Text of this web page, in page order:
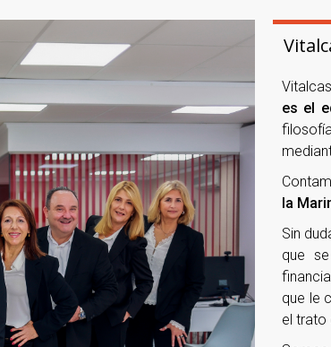
es el
la
Sin
que
que le
el trato